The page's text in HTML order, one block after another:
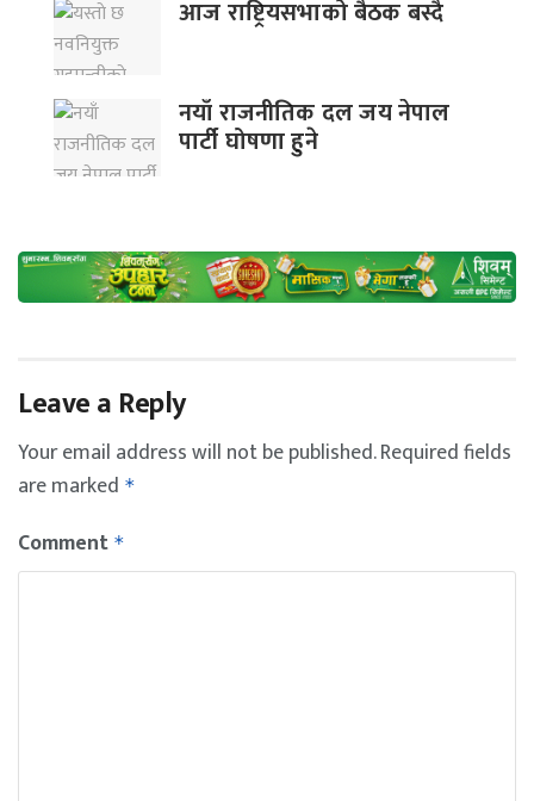
आज राष्ट्रियसभाको बैठक बस्दै
नयाँ राजनीतिक दल जय नेपाल
पार्टी घोषणा हुने
Leave a Reply
Your email address will not be published.Required fields
are marked *
Comment *